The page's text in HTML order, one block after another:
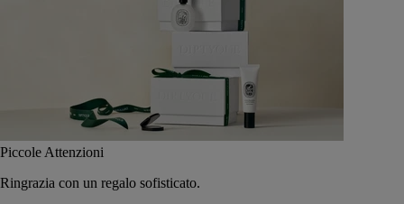
Piccole Attenzioni
Ringrazia con un regalo sofisticato.